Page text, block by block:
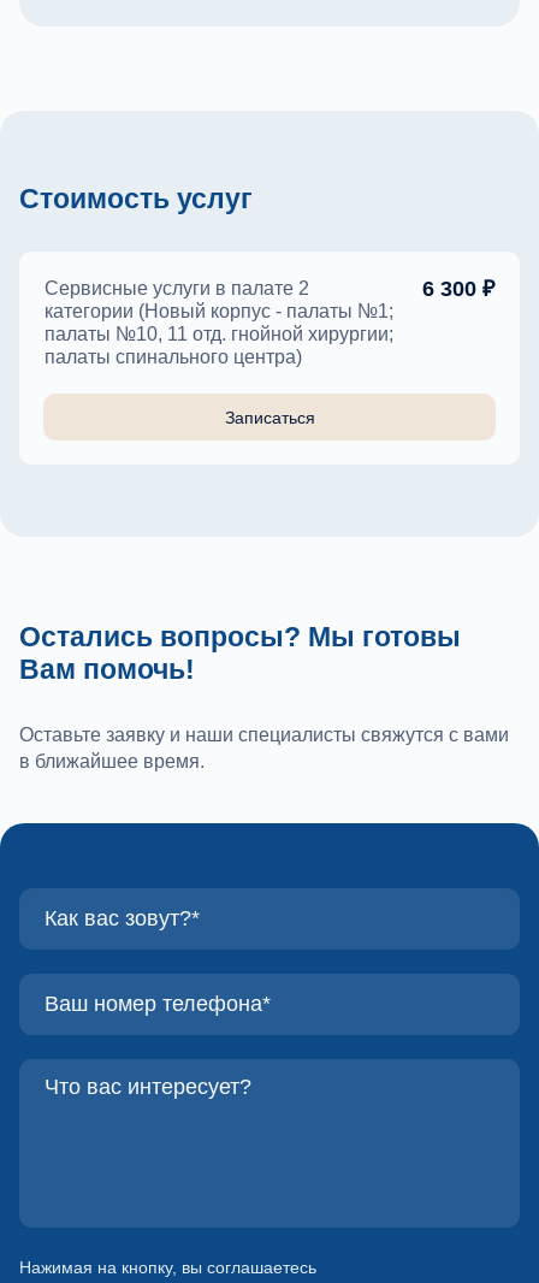
Стоимость услуг
Сервисные услуги в палате 2
категории (Новый корпус - палаты №1;
палаты №10, 11 отд. гнойной хирургии;
палаты спинального центра)
6 300 ₽
Записаться
Остались вопросы? Мы готовы
Вам помочь!
Оставьте заявку и наши специалисты свяжутся с вами
в ближайшее время.
Нажимая на кнопку, вы соглашаетесь